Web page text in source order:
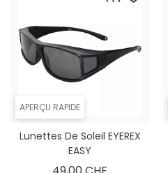
APERÇU RAPIDE
Lunettes De Soleil EYEREX
EASY